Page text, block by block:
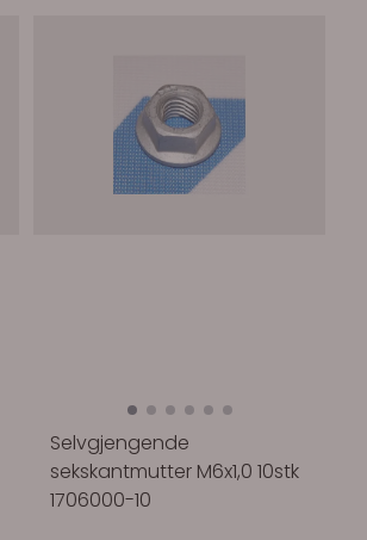
Selvgjengende
sekskantmutter M6x1,0 10stk
1706000-10